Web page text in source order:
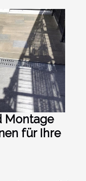
Montage
für Ihre